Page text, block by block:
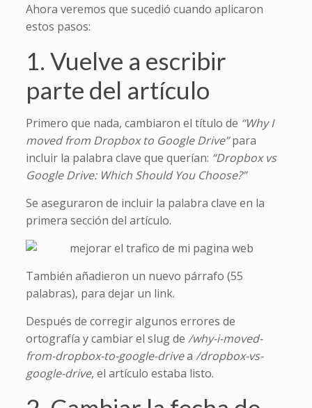
Ahora veremos que sucedió cuando aplicaron
estos pasos:
1. Vuelve a escribir
parte del artículo
Primero que nada, cambiaron el título de “Why I
moved from Dropbox to Google Drive”para
incluir la palabra clave que querían: “Dropbox vs
Google Drive: Which Should You Choose?”
Se aseguraron de incluir la palabra clave en la
primera sección del artículo.
También añadieron un nuevo párrafo (55
palabras), para dejar un link.
Después de corregir algunos errores de
ortografía y cambiar el slug de /why-i-moved-
from-dropbox-to-google-drivea /dropbox-vs-
google-drive, el artículo estaba listo.